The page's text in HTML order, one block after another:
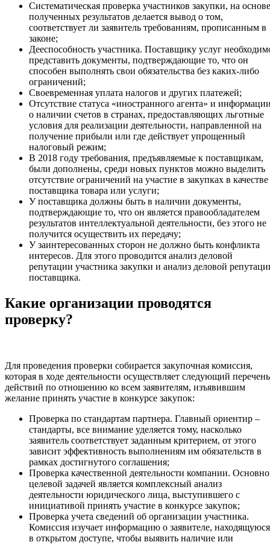
Систематическая проверка участников закупки, на основе
полученных результатов делается вывод о том,
соответствует ли заявитель требованиям, прописанным в
законе;
Дееспособность участника. Поставщику услуг
представить документы, подтверждающие то, что он
способен выполнять свои обязательства без каких-либо
ограничений;
Своевременная уплата налогов и других платежей;
Отсутствие статуса «иностранного агента» и
о наличии счетов в странах, предоставляющих льготные
условия для реализации деятельности, направленной на
получение прибыли или где действует упрощенный
налоговый режим;
В 2018 году требования, предъявляемые к поставщикам,
были дополнены, среди новых пунктов можно выделить
отсутствие ограничений на участие в закупках в качестве
поставщика товара или услуги;
У поставщика должны быть в наличии документы,
подтверждающие то, что он является правообладателем
результатов интеллектуальной деятельности, без этого не
получится осуществить их передачу;
У заинтересованных сторон не должно быть конфликта
интересов. Для этого проводится анализ деловой
репутации участника закупки и анализ деловой
поставщика.
Какие организации проводятся
проверку?
Для проведения проверки собирается закупочная комиссия,
которая в ходе деятельности осуществляет следующий перечень
действий по отношению ко всем заявителям, изъявившим
желание принять участие в конкурсе закупок:
Проверка по стандартам партнера. Главный ориентир –
стандарты, все внимание уделяется тому, насколько
заявитель соответствует заданным критерием, от этого
зависит эффективность выполнениям им обязательств в
рамках достигнутого соглашения;
Проверка качественной деятельности компании.
целевой задачей является комплексный анализ
деятельности юридического лица, выступившего с
инициативой принять участие в конкурсе закупок;
Проверка учета сведений об организации участника.
Комиссия изучает информацию о заявителе, находящуюся
в открытом доступе, чтобы выявить наличие или